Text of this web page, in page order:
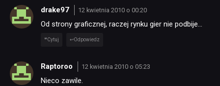
drake97 12 kwietnia 2010 o 00:20
Od strony graficznej, raczej rynku gier nie podbije…
Cytuj Odpowiedz
Raptoroo 12 kwietnia 2010 o 05:23
Nieco zawile.